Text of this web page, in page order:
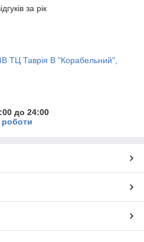
за рік
ТЦ Таврія В "Корабельний",
до 24:00
роботи